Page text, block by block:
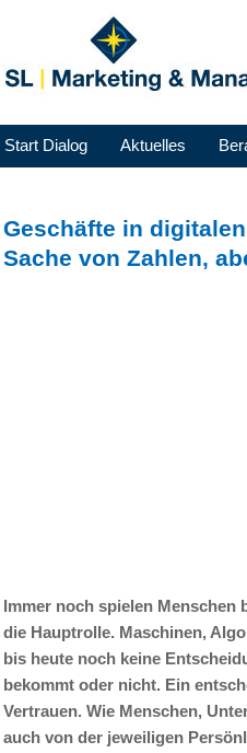
Start Dialog Aktuelles
Geschäfte in
Sache von Zahlen,
Immer noch spielen Menschen
die Hauptrolle. Maschinen,
bis heute noch keine
bekommt oder nicht. Ein
Vertrauen. Wie Menschen,
auch von der jeweiligen